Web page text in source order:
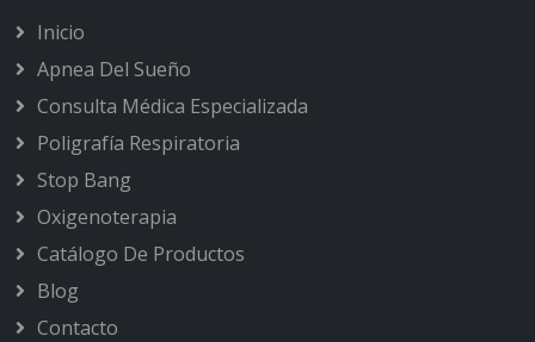
Inicio
Apnea Del Sueño
Consulta Médica Especializada
Poligrafía Respiratoria
Stop Bang
Oxigenoterapia
Catálogo De Productos
Blog
Contacto